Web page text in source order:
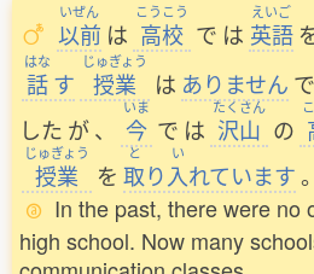
いぜん
以前 は
こうこう
高校 で は
えいご
英語
はな
話す
じゅぎょう
授業 は ありません で
した が、
いま
今 で は
たくさん
沢山 の
じゅぎょう
授業 を
と
取り
い
入れています。
In the past, there were no
high school. Now many